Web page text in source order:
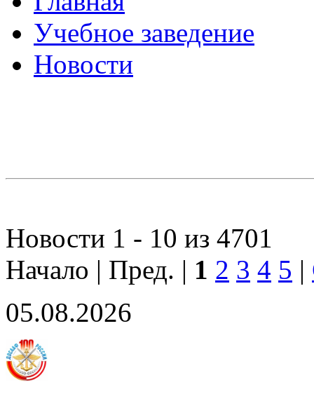
Учебное заведение
Новости
Новости 1 - 10 из 4701
Начало | Пред. | 1 2 3 4 5 |
05.08.2026